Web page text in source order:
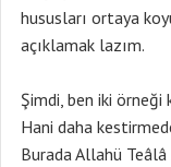
hususları ortaya
açıklamak lazım.
Şimdi, ben iki örneği
Hani daha
Burada Allahü